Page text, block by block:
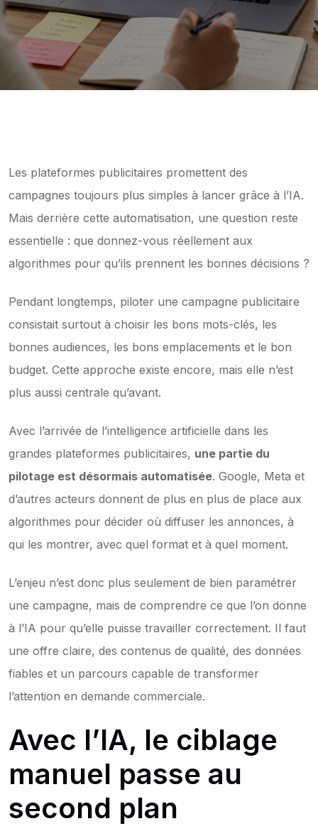
Les plateformes publicitaires promettent des
campagnes toujours plus simples à lancer grâce à l’IA.
Mais derrière cette automatisation, une question reste
essentielle : que donnez-vous réellement aux
algorithmes pour qu’ils prennent les bonnes décisions ?
Pendant longtemps, piloter une campagne publicitaire
consistait surtout à choisir les bons mots-clés, les
bonnes audiences, les bons emplacements et le bon
budget. Cette approche existe encore, mais elle n’est
plus aussi centrale qu’avant.
Avec l’arrivée de l’intelligence artificielle dans les
grandes plateformes publicitaires, une partie du
pilotage est désormais automatisée. Google, Meta et
d’autres acteurs donnent de plus en plus de place aux
algorithmes pour décider où diffuser les annonces, à
qui les montrer, avec quel format et à quel moment.
L’enjeu n’est donc plus seulement de bien paramétrer
une campagne, mais de comprendre ce que l’on donne
à l’IA pour qu’elle puisse travailler correctement. Il faut
une offre claire, des contenus de qualité, des données
fiables et un parcours capable de transformer
l’attention en demande commerciale.
Avec l’IA, le ciblage
manuel passe au
second plan